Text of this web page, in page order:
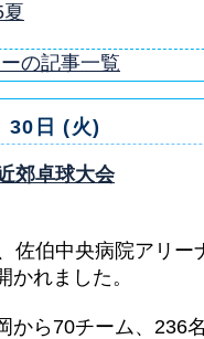
の記事一覧
30日 (火)
郊卓球大会
佐伯中央病院アリー
かれました。
から70チーム、236